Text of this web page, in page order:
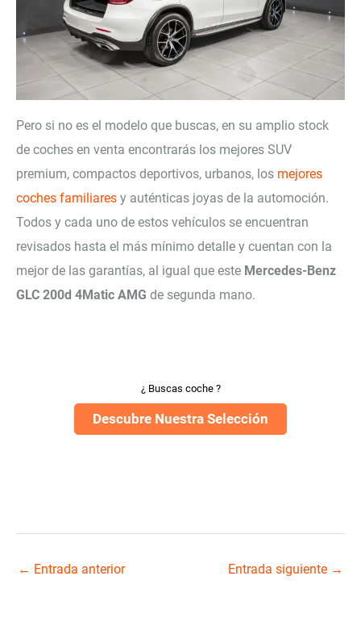
Pero si no es el modelo que buscas, en su amplio stock
de coches en venta encontrarás los mejores SUV
premium, compactos deportivos, urbanos, los mejores
coches familiares y auténticas joyas de la automoción.
Todos y cada uno de estos vehículos se encuentran
revisados hasta el más mínimo detalle y cuentan con la
mejor de las garantías, al igual que este Mercedes-Benz
GLC 200d 4Matic AMG de segunda mano.
¿ Buscas coche ?
Descubre Nuestra Selección
← Entrada anterior Entrada siguiente →